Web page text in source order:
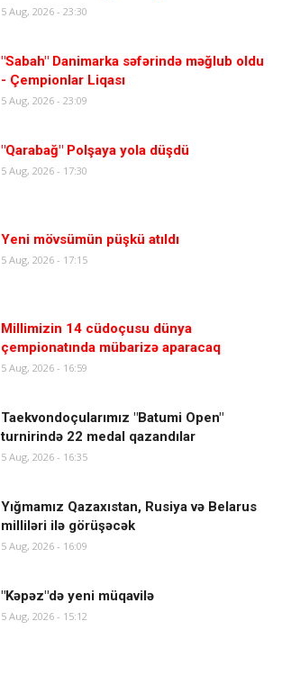
5 Aug, 2026 - 23:30
"Sabah" Danimarka səfərində məğlub oldu
- Çempionlar Liqası
5 Aug, 2026 - 23:09
"Qarabağ" Polşaya yola düşdü
5 Aug, 2026 - 17:30
Yeni mövsümün püşkü atıldı
5 Aug, 2026 - 17:15
Millimizin 14 cüdoçusu dünya
çempionatında mübarizə aparacaq
5 Aug, 2026 - 16:59
Taekvondoçularımız "Batumi Open"
turnirində 22 medal qazandılar
5 Aug, 2026 - 16:35
Yığmamız Qazaxıstan, Rusiya və Belarus
milliləri ilə görüşəcək
5 Aug, 2026 - 16:09
"Kəpəz"də yeni müqavilə
5 Aug, 2026 - 15:12